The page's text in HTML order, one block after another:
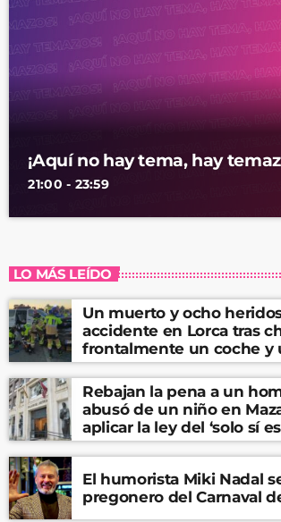
¡Aquí no hay tema, hay
21:00 - 23:59
LO MÁS LEÍDO
Un muerto y ocho
accidente en Lorca tras
frontalmente un coche y
Rebajan la pena a un
abusó de un niño en
aplicar la ley del ‘solo sí es
El humorista Miki Nadal
pregonero del Carnaval